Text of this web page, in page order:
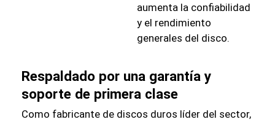
aumenta la confiabilidad
y el rendimiento
generales del disco.
Respaldado por una garantía y
soporte de primera clase
Como fabricante de discos duros líder del sector,